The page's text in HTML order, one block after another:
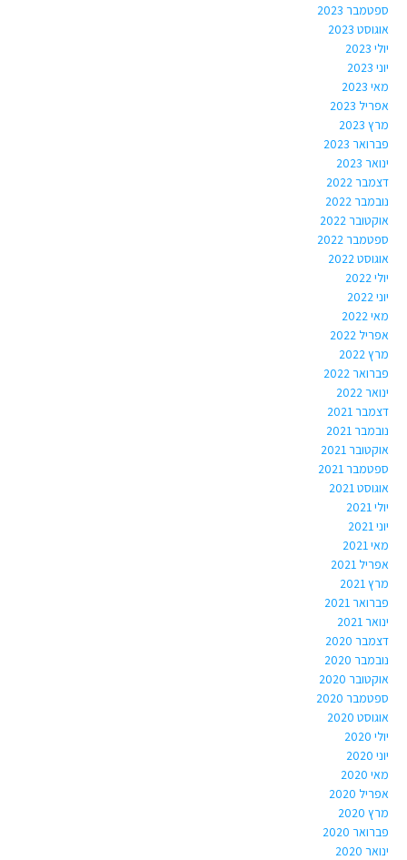
ספטמבר 2023
אוגוסט 2023
יולי 2023
יוני 2023
מאי 2023
אפריל 2023
מרץ 2023
פברואר 2023
ינואר 2023
דצמבר 2022
נובמבר 2022
אוקטובר 2022
ספטמבר 2022
אוגוסט 2022
יולי 2022
יוני 2022
מאי 2022
אפריל 2022
מרץ 2022
פברואר 2022
ינואר 2022
דצמבר 2021
נובמבר 2021
אוקטובר 2021
ספטמבר 2021
אוגוסט 2021
יולי 2021
יוני 2021
מאי 2021
אפריל 2021
מרץ 2021
פברואר 2021
ינואר 2021
דצמבר 2020
נובמבר 2020
אוקטובר 2020
ספטמבר 2020
אוגוסט 2020
יולי 2020
יוני 2020
מאי 2020
אפריל 2020
מרץ 2020
פברואר 2020
ינואר 2020